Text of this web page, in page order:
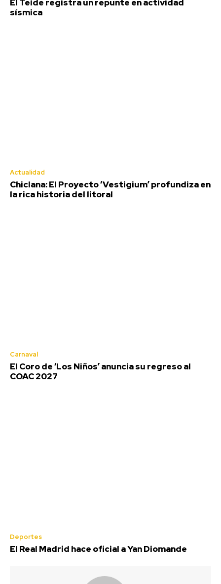
El Teide registra un repunte en actividad
sísmica
Actualidad
Chiclana: El Proyecto ‘Vestigium’ profundiza en
la rica historia del litoral
Carnaval
El Coro de ‘Los Niños’ anuncia su regreso al
COAC 2027
Deportes
El Real Madrid hace oficial a Yan Diomande